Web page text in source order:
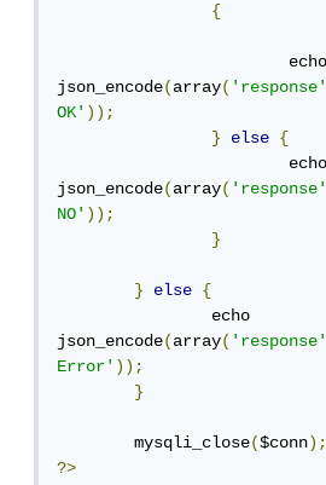
{
			echo
json_encode(array('response'
OK'));
}
else
{
			echo
json_encode(array('response'
NO'));
}
} else
{
		echo
json_encode(array('response'
Error'));
}
	mysqli_close
($conn);
?>